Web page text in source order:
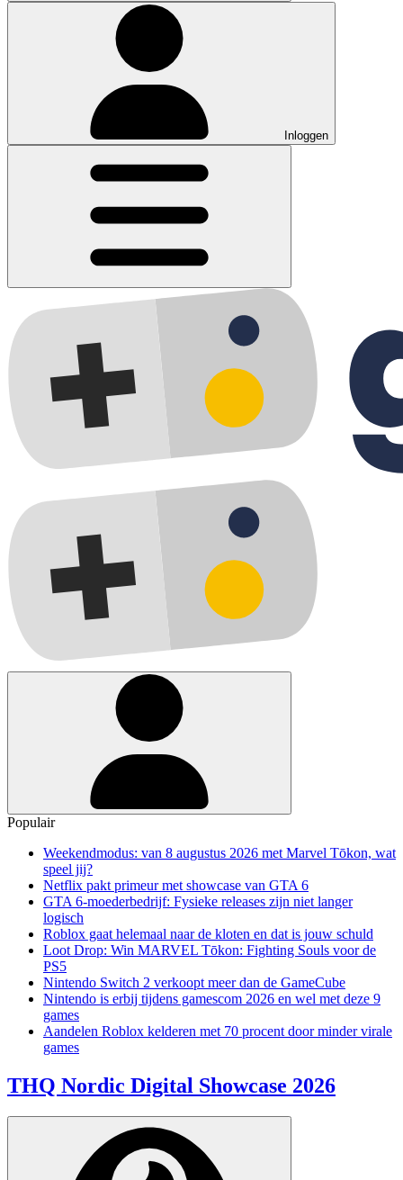
Inloggen
Populair
Weekendmodus: van 8 augustus 2026 met Marvel Tōkon, wat
speel jij?
Netflix pakt primeur met showcase van GTA 6
GTA 6-moederbedrijf: Fysieke releases zijn niet langer
logisch
Roblox gaat helemaal naar de kloten en dat is jouw schuld
Loot Drop: Win MARVEL Tōkon: Fighting Souls voor de
PS5
Nintendo Switch 2 verkoopt meer dan de GameCube
Nintendo is erbij tijdens gamescom 2026 en wel met deze 9
games
Aandelen Roblox kelderen met 70 procent door minder virale
games
THQ Nordic Digital Showcase 2026